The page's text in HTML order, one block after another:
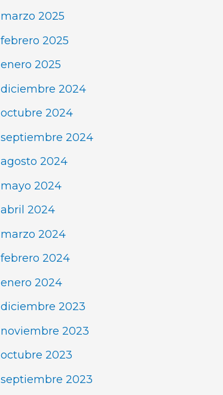
marzo 2025
febrero 2025
enero 2025
diciembre 2024
octubre 2024
septiembre 2024
agosto 2024
mayo 2024
abril 2024
marzo 2024
febrero 2024
enero 2024
diciembre 2023
noviembre 2023
octubre 2023
septiembre 2023